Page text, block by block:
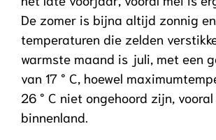
De zomer is bijna altijd zonnig
temperaturen die zelden
warmste maand is juli, met een
van 17 ° C, hoewel
26 ° C niet ongehoord zijn,
binnenland.